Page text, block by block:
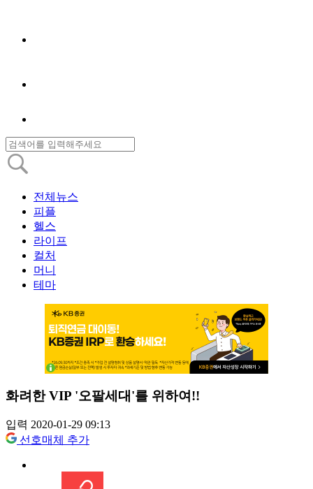
전체뉴스
피플
헬스
라이프
컬처
머니
테마
화려한 VIP '오팔세대'를 위하여!!
입력 2020-01-29 09:13
선호매체 추가